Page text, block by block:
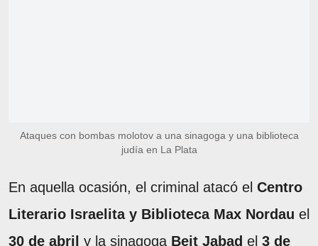
Ataques con bombas molotov a una sinagoga y una biblioteca
judía en La Plata
En aquella ocasión, el criminal atacó el Centro
Literario Israelita y Biblioteca Max Nordau el
30 de abril y la sinagoga Beit Jabad el 3 de